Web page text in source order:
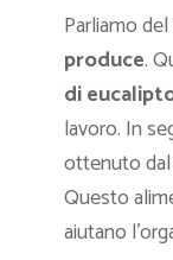
Parliamo del
produce.
di
lavoro. In
ottenuto
Questo
aiutano